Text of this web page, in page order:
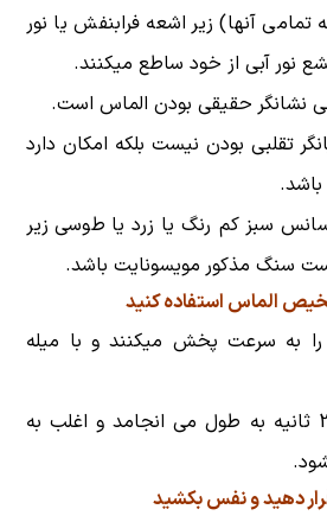
آنها) زیر اشعه فرابنفش یا نور
نور آبی از خود ساطع میکنند.
نشانگر حقیقی بودن الماس است.
تقلبی بودن نیست بلکه امکان دارد
سبز کم رنگ یا زرد یا طوسی زیر
سنگ مذکور مویسونایت باشد.
به سرعت پخش میکنند و با میله
انجام این کار حدود 30 ثانیه به طول می انجامد و اغلب به